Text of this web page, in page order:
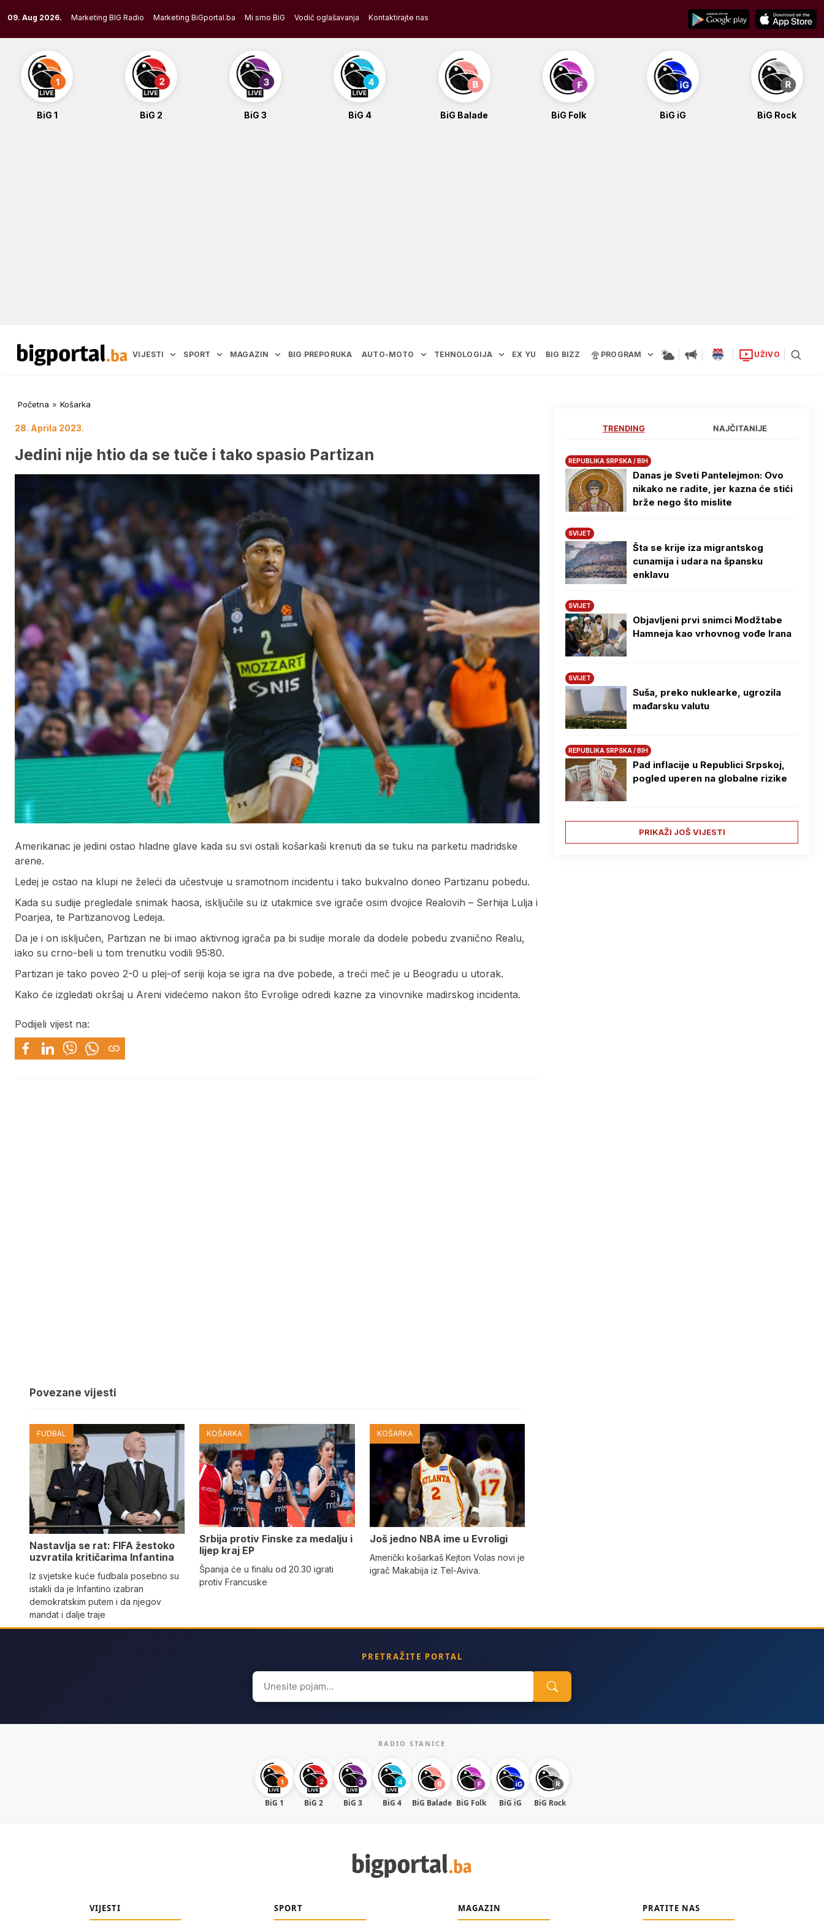
to
content
09. Aug 2026. Marketing BIG Radio Marketing BiGportal.ba Mi smo BiG Vodič oglašavanja Kontaktirajte nas
BiG 1 BiG 2 BiG 3 BiG 4 BiG Balade BiG Folk BiG iG BiG Rock
VIJESTI SPORT MAGAZIN BIG PREPORUKA AUTO-MOTO TEHNOLOGIJA EX YU BIG BIZZ PROGRAM UŽIVO
Početna » Košarka
28. Aprila 2023.
Jedini nije htio da se tuče i tako spasio Partizan
Amerikanac je jedini ostao hladne glave kada su svi ostali košarkaši krenuti da se tuku na parketu madridske
arene.
Ledej je ostao na klupi ne želeći da učestvuje u sramotnom incidentu i tako bukvalno doneo Partizanu pobedu.
Kada su sudije pregledale snimak haosa, isključile su iz utakmice sve igrače osim dvojice Realovih – Serhija Lulja i
Poarjea, te Partizanovog Ledeja.
Da je i on isključen, Partizan ne bi imao aktivnog igrača pa bi sudije morale da dodele pobedu zvanično Realu,
iako su crno-beli u tom trenutku vodili 95:80.
Partizan je tako poveo 2-0 u plej-of seriji koja se igra na dve pobede, a treći meč je u Beogradu u utorak.
Kako će izgledati okršaj u Areni videćemo nakon što Evrolige odredi kazne za vinovnike madirskog incidenta.
Podijeli vijest na:
Povezane vijesti
FUDBAL
Nastavlja se rat: FIFA žestoko
uzvratila kritičarima Infantina
Iz svjetske kuće fudbala posebno su
istakli da je Infantino izabran
demokratskim putem i da njegov
mandat i dalje traje
KOŠARKA
Srbija protiv Finske za medalju i
lijep kraj EP
Španija će u finalu od 20.30 igrati
protiv Francuske
KOŠARKA
Još jedno NBA ime u Evroligi
Američki košarkaš Kejton Volas novi je
igrač Makabija iz Tel-Aviva.
TRENDING NAJČITANIJE
REPUBLIKA SRPSKA / BIH
Danas je Sveti Pantelejmon: Ovo
nikako ne radite, jer kazna će stići
brže nego što mislite
SVIJET
Šta se krije iza migrantskog
cunamija i udara na špansku
enklavu
SVIJET
Objavljeni prvi snimci Modžtabe
Hamneja kao vrhovnog vođe Irana
SVIJET
Suša, preko nuklearke, ugrozila
mađarsku valutu
REPUBLIKA SRPSKA / BIH
Pad inflacije u Republici Srpskoj,
pogled uperen na globalne rizike
PRIKAŽI JOŠ VIJESTI
PRETRAŽITE PORTAL
Search
for:
RADIO STANICE
BiG 1 BiG 2 BiG 3 BiG 4 BiG Balade BiG Folk BiG iG BiG Rock
VIJESTI SPORT MAGAZIN PRATITE NAS